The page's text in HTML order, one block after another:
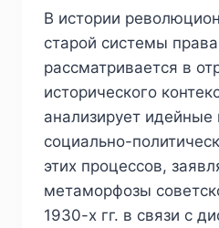
В истории
старой системы
рассматривается в
исторического
анализирует идейные
социально-
этих процессов,
метаморфозы
1930-х гг. в связи с